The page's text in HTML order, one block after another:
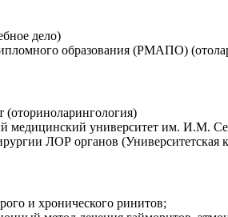
дело)
образования (РМАПО)
медицинский университет им. И.М.
ЛОР органов (Университетская
и хронического ринитов;